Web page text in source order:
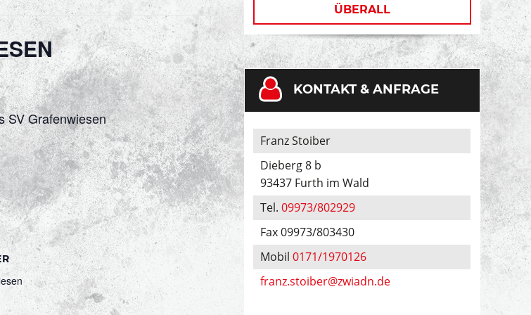
SV Grafenwiesen
ÜBERALL
KONTAKT & ANFRAGE
Franz Stoiber
Dieberg 8 b
93437 Furth im Wald
Tel.09973/802929
Fax 09973/803430
Mobil0171/1970126
franz.stoiber@zwiadn.de